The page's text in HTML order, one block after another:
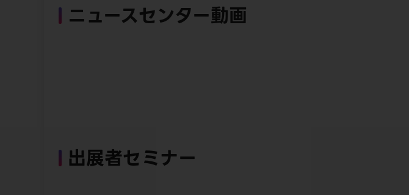
ニュースセンター動画
出展者セミナー